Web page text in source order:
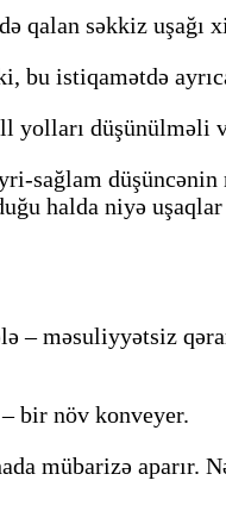
qalan səkkiz uşağı
bu istiqamətdə
yolları düşünülməli
sağlam
halda niyə
məsuliyyətsiz
bir növ konveyer.
mübarizə aparır.